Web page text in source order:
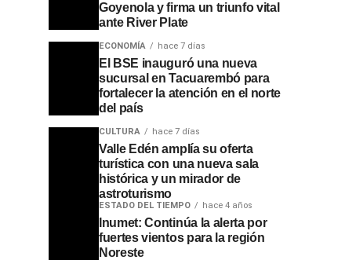
Goyenola y firma un triunfo vital
ante River Plate
ECONOMÍA hace 7 días
El BSE inauguró una nueva
sucursal en Tacuarembó para
fortalecer la atención en el norte
del país
CULTURA hace 7 días
Valle Edén amplía su oferta
turística con una nueva sala
histórica y un mirador de
astroturismo
ESTADO DEL TIEMPO hace 4 años
Inumet: Continúa la alerta por
fuertes vientos para la región
Noreste